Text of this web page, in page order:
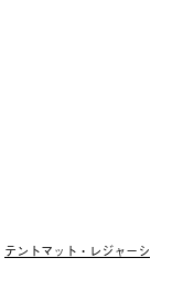
テントマット・レジャーシ